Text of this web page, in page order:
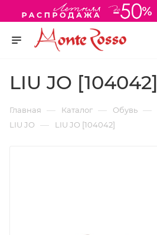
LIU JO [104042]
Главная — Каталог — Обувь —
LIU JO — LIU JO [104042]